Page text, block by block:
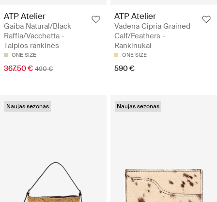
ATP Atelier
Gaiba Natural/Black
Raffia/Vacchetta -
Talpios rankinės
ONE SIZE
367.50 € 490 €
ATP Atelier
Vadena Cipria Grained
Calf/Feathers -
Rankinukai
ONE SIZE
590 €
Naujas sezonas Naujas sezonas